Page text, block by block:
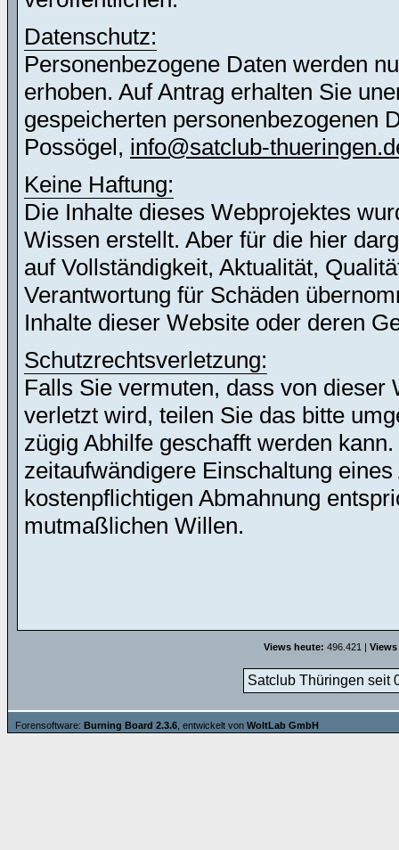
Datenschutz:
Personenbezogene Daten werden
erhoben. Auf Antrag erhalten Sie
gespeicherten personenbezogenen
Possögel, info@satclub-
Keine Haftung:
Die Inhalte dieses Webprojektes
Wissen erstellt. Aber für die hier
auf Vollständigkeit, Aktualität,
Verantwortung für Schäden
Inhalte dieser Website oder deren
Schutzrechtsverletzung:
Falls Sie vermuten, dass von
verletzt wird, teilen Sie das bitte
zügig Abhilfe geschafft werden
zeitaufwändigere Einschaltung
kostenpflichtigen Abmahnung
mutmaßlichen Willen.
Views heute: 496.421 |
Satclub Thüringen seit
Forensoftware: Burning Board 2.3.6 , entwickelt von WoltLab GmbH